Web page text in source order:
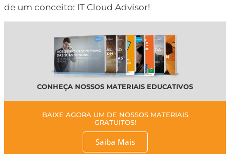
de um conceito: IT Cloud Advisor!
CONHEÇA NOSSOS MATERIAIS EDUCATIVOS
BAIXE AGORA UM DE NOSSOS MATERIAIS
GRATUITOS!
Saiba Mais